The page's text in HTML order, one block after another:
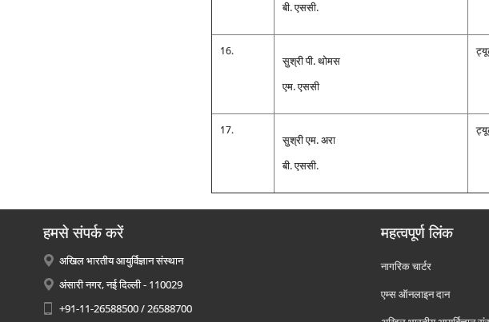
बी. एससी.
16.
सुश्री पी. थोमस
एम. एससी
17.
सुश्री एम. अरा
बी. एससी.
हमसे संपर्क करें
अखिल भारतीय आयुर्विज्ञान संस्थान
अंसारी नगर, नई दिल्ली - 110029
+91-11-26588500 / 26588700
महत्वपूर्ण लिंक
नागरिक चार्टर
एम्स ऑनलाइन दान